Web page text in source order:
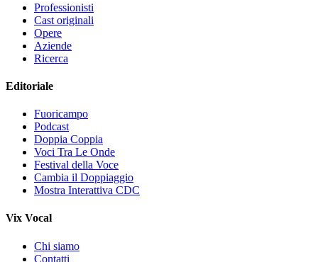
Professionisti
Cast originali
Opere
Aziende
Ricerca
Editoriale
Fuoricampo
Podcast
Doppia Coppia
Voci Tra Le Onde
Festival della Voce
Cambia il Doppiaggio
Mostra Interattiva CDC
Vix Vocal
Chi siamo
Contatti